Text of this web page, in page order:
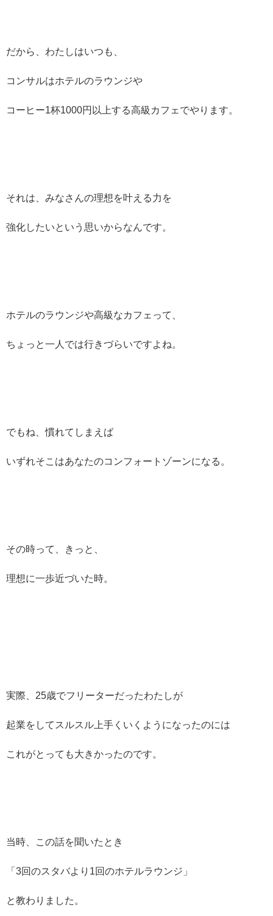
だから、わたしはいつも、
コンサルはホテルのラウンジや
コーヒー1杯1000円以上する高級カフェでやります。
それは、みなさんの理想を叶える力を
強化したいという思いからなんです。
ホテルのラウンジや高級なカフェって、
ちょっと一人では行きづらいですよね。
でもね、慣れてしまえば
いずれそこはあなたのコンフォートゾーンになる。
その時って、きっと、
理想に一歩近づいた時。
実際、25歳でフリーターだったわたしが
起業をしてスルスル上手くいくようになったのには
これがとっても大きかったのです。
当時、この話を聞いたとき
「3回のスタバより1回のホテルラウンジ」
と教わりました。